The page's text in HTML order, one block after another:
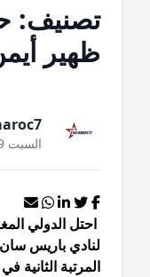
أيمن في
maroc7
السبت 9 أبريل 2022 - 02:21
الدولي المغربي
باريس سان جيرمان
الثانية في تصنيف